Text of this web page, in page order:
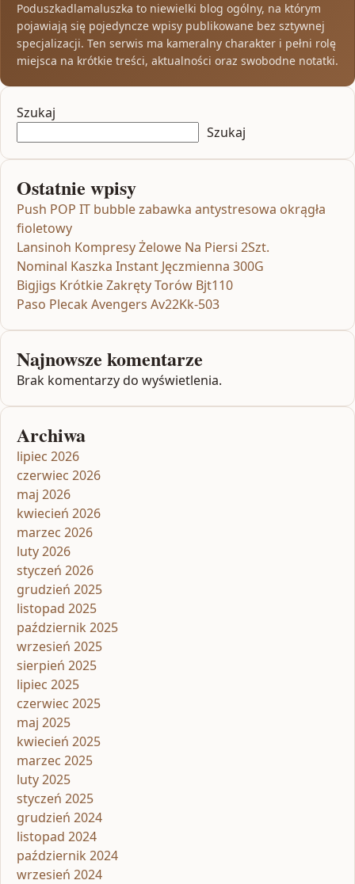
Poduszkadlamaluszka to niewielki blog ogólny, na którym
pojawiają się pojedyncze wpisy publikowane bez sztywnej
specjalizacji. Ten serwis ma kameralny charakter i pełni rolę
miejsca na krótkie treści, aktualności oraz swobodne notatki.
Szukaj
Szukaj
Ostatnie wpisy
Push POP IT bubble zabawka antystresowa okrągła
fioletowy
Lansinoh Kompresy Żelowe Na Piersi 2Szt.
Nominal Kaszka Instant Jęczmienna 300G
Bigjigs Krótkie Zakręty Torów Bjt110
Paso Plecak Avengers Av22Kk-503
Najnowsze komentarze
Brak komentarzy do wyświetlenia.
Archiwa
lipiec 2026
czerwiec 2026
maj 2026
kwiecień 2026
marzec 2026
luty 2026
styczeń 2026
grudzień 2025
listopad 2025
październik 2025
wrzesień 2025
sierpień 2025
lipiec 2025
czerwiec 2025
maj 2025
kwiecień 2025
marzec 2025
luty 2025
styczeń 2025
grudzień 2024
listopad 2024
październik 2024
wrzesień 2024